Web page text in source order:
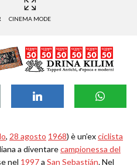
CINEMA MODE
, 28 agosto 1968) è un’exciclista
a diventarecampionessa del
nel 1997a San Sebastián. Nel